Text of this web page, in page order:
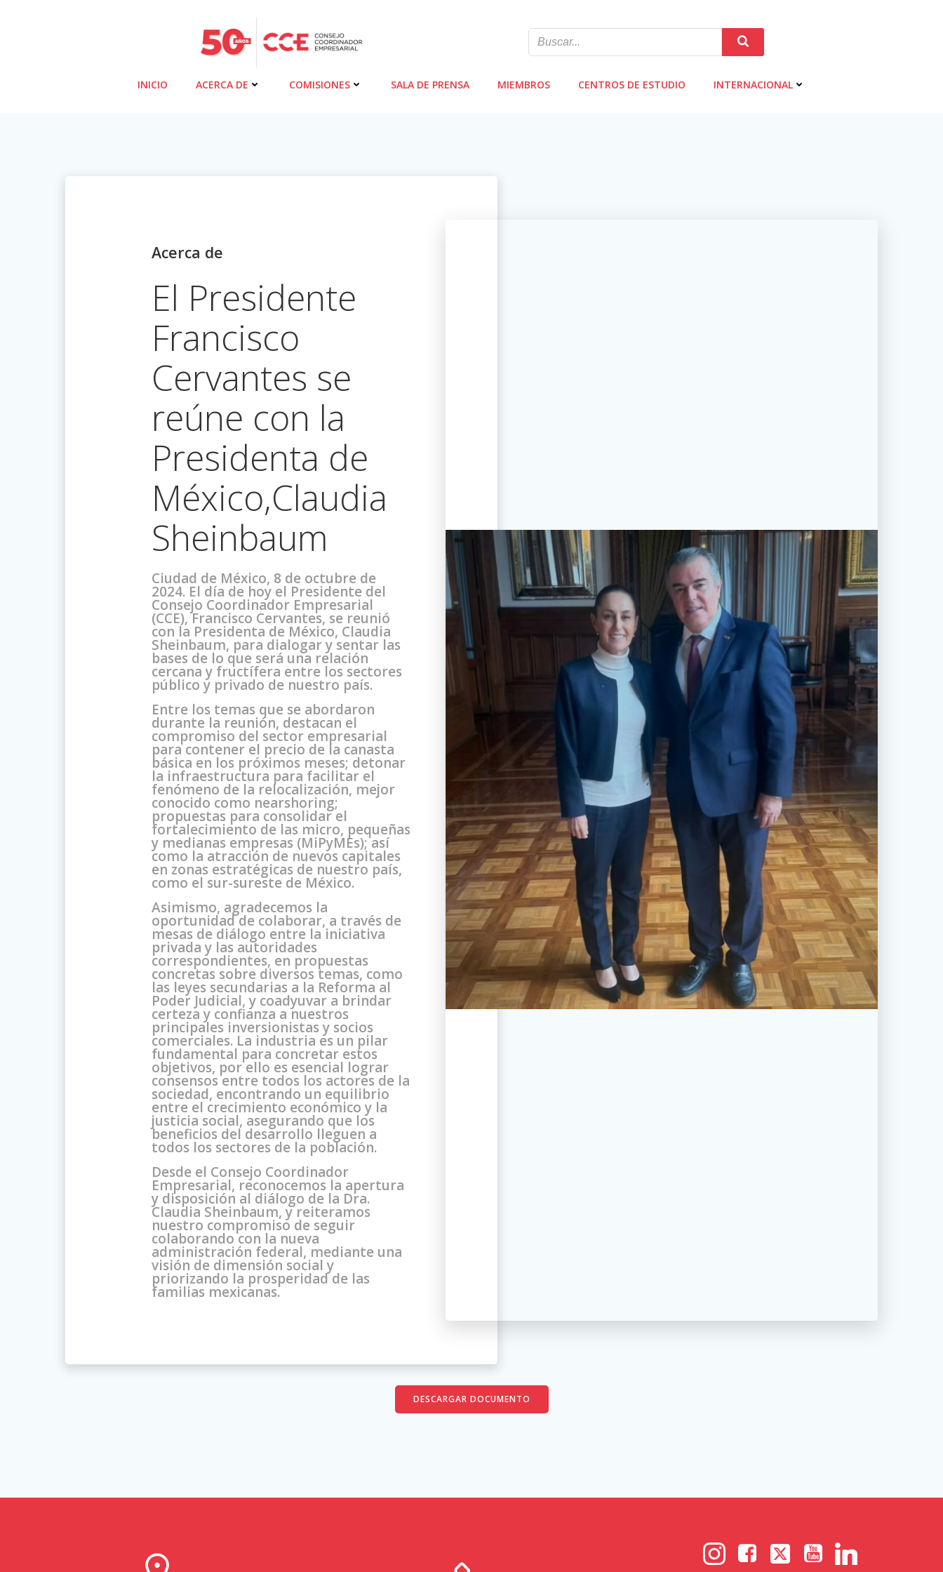
INICIO ACERCA DE COMISIONES SALA DE PRENSA MIEMBROS CENTROS DE ESTUDIO INTERNACIONAL
Acerca de
El Presidente
Francisco
Cervantes se
reúne con la
Presidenta de
México,Claudia
Sheinbaum
Ciudad de México, 8 de octubre de
2024. El día de hoy el Presidente del
Consejo Coordinador Empresarial
(CCE), Francisco Cervantes, se reunió
con la Presidenta de México, Claudia
Sheinbaum, para dialogar y sentar las
bases de lo que será una relación
cercana y fructífera entre los sectores
público y privado de nuestro país.
Entre los temas que se abordaron
durante la reunión, destacan el
compromiso del sector empresarial
para contener el precio de la canasta
básica en los próximos meses; detonar
la infraestructura para facilitar el
fenómeno de la relocalización, mejor
conocido como nearshoring;
propuestas para consolidar el
fortalecimiento de las micro, pequeñas
y medianas empresas (MiPyMEs); así
como la atracción de nuevos capitales
en zonas estratégicas de nuestro país,
como el sur-sureste de México.
Asimismo, agradecemos la
oportunidad de colaborar, a través de
mesas de diálogo entre la iniciativa
privada y las autoridades
correspondientes, en propuestas
concretas sobre diversos temas, como
las leyes secundarias a la Reforma al
Poder Judicial, y coadyuvar a brindar
certeza y confianza a nuestros
principales inversionistas y socios
comerciales. La industria es un pilar
fundamental para concretar estos
objetivos, por ello es esencial lograr
consensos entre todos los actores de la
sociedad, encontrando un equilibrio
entre el crecimiento económico y la
justicia social, asegurando que los
beneficios del desarrollo lleguen a
todos los sectores de la población.
Desde el Consejo Coordinador
Empresarial, reconocemos la apertura
y disposición al diálogo de la Dra.
Claudia Sheinbaum, y reiteramos
nuestro compromiso de seguir
colaborando con la nueva
administración federal, mediante una
visión de dimensión social y
priorizando la prosperidad de las
familias mexicanas.
DESCARGAR DOCUMENTO